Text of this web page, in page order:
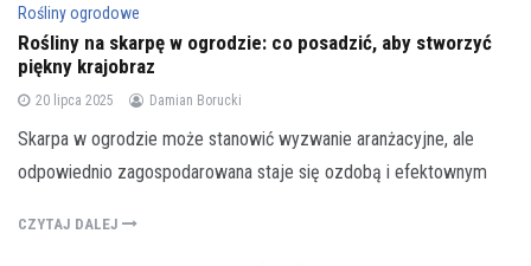
Rośliny ogrodowe
Rośliny na skarpę w ogrodzie: co posadzić, aby stworzyć
piękny krajobraz
20 lipca 2025 Damian Borucki
Skarpa w ogrodzie może stanowić wyzwanie aranżacyjne, ale
odpowiednio zagospodarowana staje się ozdobą i efektownym
CZYTAJ DALEJ